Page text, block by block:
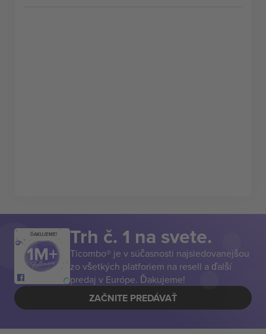
ĎAKUJEME! Trh č. 1 na svete.
Ticombo® je v súčasnosti najsledovanejšou
zo všetkých platforiem na resell a ďalší
predaj v Európe. Ďakujeme!
ZAČNITE PREDÁVAŤ